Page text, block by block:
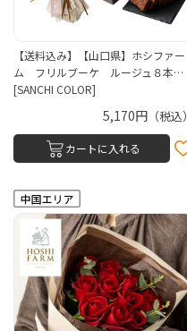
【送料込み】【山口県】ホシファー
ム フリルブーケ ルージュ８本…
[SANCHI COLOR]
5,170円（税込）
カートに入れる